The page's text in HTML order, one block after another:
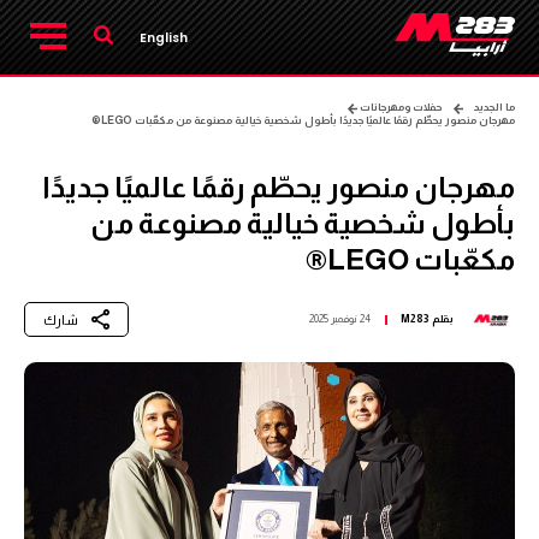
English
ما الجديد
حفلات ومهرجانات
مهرجان منصور يحطّم رقمًا عالميًا جديدًا بأطول شخصية خيالية مصنوعة من مكعّبات LEGO®
مهرجان منصور يحطّم رقمًا عالميًا جديدًا
بأطول شخصية خيالية مصنوعة من
مكعّبات LEGO®
بقلم M283 24 نوفمبر 2025 شارك